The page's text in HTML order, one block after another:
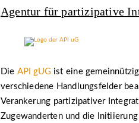
Agentur für partizipative
Die API gUGist eine
verschiedene Handlungsfelder
Verankerung partizipativer
Zugewanderten und die